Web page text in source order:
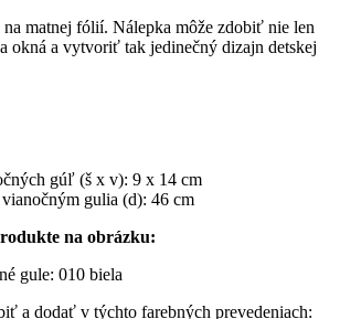
matnej fólií. Nálepka môže zdobiť nie len
okná a vytvoriť tak jedinečný dizajn detskej
gúľ (š x v): 9 x 14 cm
gulia (d): 46 cm
na obrázku:
gule: 010 biela
a dodať v týchto farebných prevedeniach: